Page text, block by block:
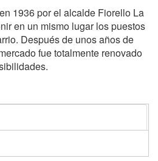
1936 por el alcalde Fiorello La
en un mismo lugar los puestos
Después de unos años de
fue totalmente renovado